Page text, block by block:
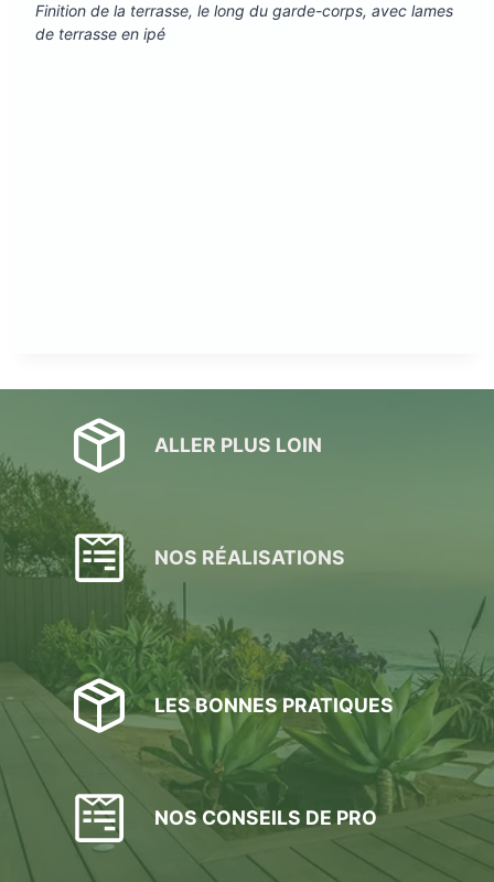
Finition de la terrasse, le long du garde-corps, avec lames
de terrasse en ipé
ALLER PLUS LOIN
NOS RÉALISATIONS
LES BONNES PRATIQUES
NOS CONSEILS DE PRO